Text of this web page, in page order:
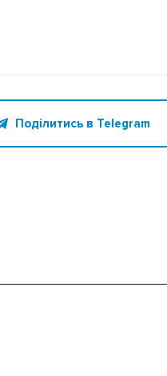
Поділитись в Telegram